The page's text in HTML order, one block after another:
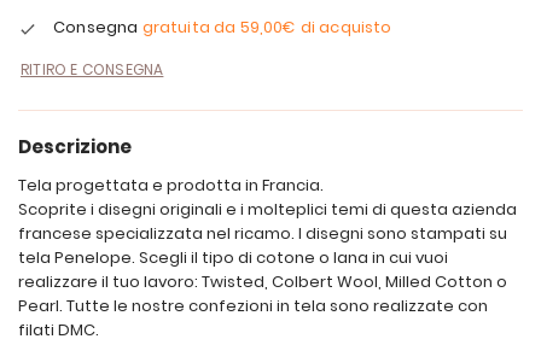
Consegna gratuita da 59,00€ di acquisto
RITIRO E CONSEGNA
Descrizione
Tela progettata e prodotta in Francia.
Scoprite i disegni originali e i molteplici temi di questa azienda
francese specializzata nel ricamo. I disegni sono stampati su
tela Penelope. Scegli il tipo di cotone o lana in cui vuoi
realizzare il tuo lavoro: Twisted, Colbert Wool, Milled Cotton o
Pearl. Tutte le nostre confezioni in tela sono realizzate con
filati DMC.